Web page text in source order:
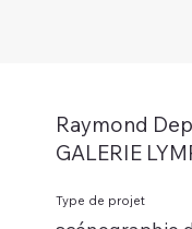
Raymond
GALERIE
Type de projet